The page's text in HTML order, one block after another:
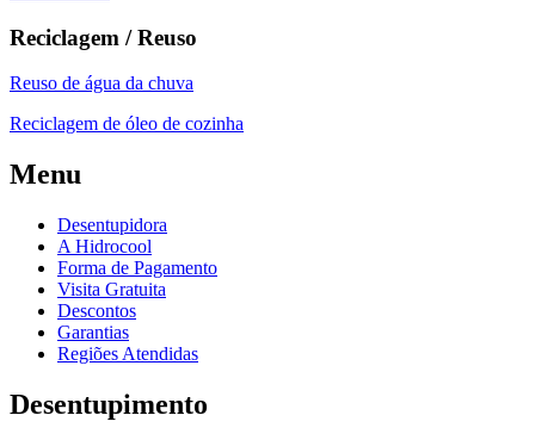
Reciclagem / Reuso
Reuso de água da chuva
Reciclagem de óleo de cozinha
Menu
Desentupidora
A Hidrocool
Forma de Pagamento
Visita Gratuita
Descontos
Garantias
Regiões Atendidas
Desentupimento